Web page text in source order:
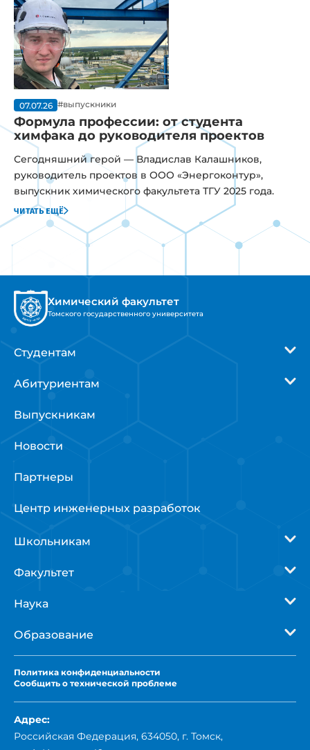
07.07.26 #выпускники
Формула профессии: от студента
химфака до руководителя проектов
Сегодняшний герой — Владислав Калашников,
руководитель проектов в ООО «Энергоконтур»,
выпускник химического факультета ТГУ 2025 года.
читать ещё
Химический факультет
Томского государственного университета
Студентам
Абитуриентам
Выпускникам
Новости
Партнеры
Центр инженерных разработок
Школьникам
Факультет
Наука
Образование
Политика конфиденциальности
Сообщить о технической проблеме
Адрес:
Российская Федерация, 634050, г. Томск,